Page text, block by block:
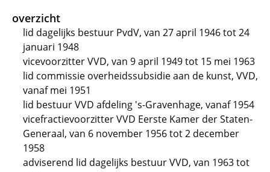
overzicht
lid dagelijks bestuur PvdV, van 27 april 1946 tot 24
januari 1948
vicevoorzitter VVD, van 9 april 1949 tot 15 mei 1963
lid commissie overheidssubsidie aan de kunst, VVD,
vanaf mei 1951
lid bestuur VVD afdeling 's-Gravenhage, vanaf 1954
vicefractievoorzitter VVD Eerste Kamer der Staten-
Generaal, van 6 november 1956 tot 2 december
1958
adviserend lid dagelijks bestuur VVD, van 1963 tot